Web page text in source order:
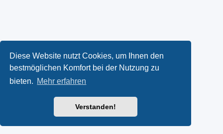
Diese Website nutzt Cookies, um Ihnen den
bestmöglichen Komfort bei der Nutzung zu
bieten. Mehr erfahren
Verstanden!